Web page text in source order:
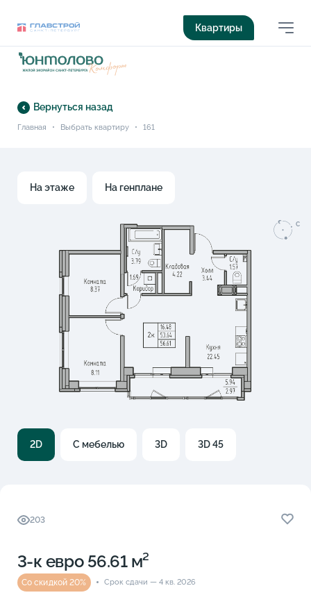
Квартиры
Вернуться назад
Главная • Выбрать квартиру • 161
На этаже На генплане
C
2D С мебелью 3D 3D 45
203
3-к eвро 56.61 м²
Со скидкой 20% Срок сдачи — 4 кв. 2026